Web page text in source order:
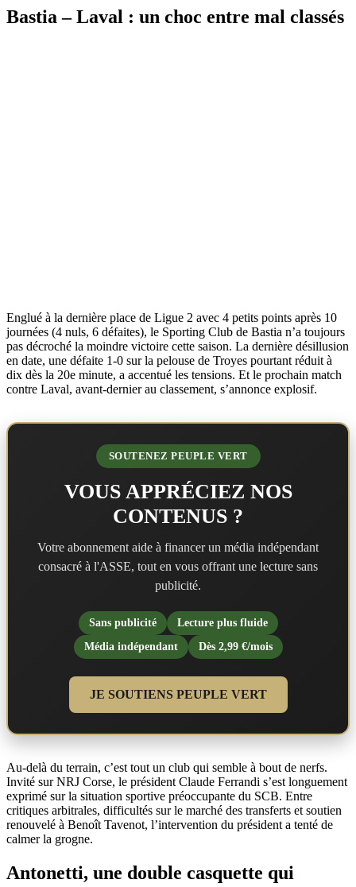
Bastia – Laval : un choc entre mal classés
Englué à la dernière place de Ligue 2 avec 4 petits points après 10
journées (4 nuls, 6 défaites), le Sporting Club de Bastia n’a toujours
pas décroché la moindre victoire cette saison. La dernière désillusion
en date, une défaite 1-0 sur la pelouse de Troyes pourtant réduit à
dix dès la 20e minute, a accentué les tensions. Et le prochain match
contre Laval, avant-dernier au classement, s’annonce explosif.
SOUTENEZ PEUPLE VERT
VOUS APPRÉCIEZ NOS
CONTENUS ?
Votre abonnement aide à financer un média indépendant
consacré à l'ASSE, tout en vous offrant une lecture sans
publicité.
Sans publicité
Lecture plus fluide
Média indépendant
Dès 2,99 €/mois
JE SOUTIENS PEUPLE VERT
Au-delà du terrain, c’est tout un club qui semble à bout de nerfs.
Invité sur NRJ Corse, le président Claude Ferrandi s’est longuement
exprimé sur la situation sportive préoccupante du SCB. Entre
critiques arbitrales, difficultés sur le marché des transferts et soutien
renouvelé à Benoît Tavenot, l’intervention du président a tenté de
calmer la grogne.
Antonetti, une double casquette qui